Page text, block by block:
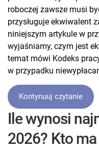
roboczej zawsze musi
przysługuje ekwiwalent
niniejszym artykule w
wyjaśniamy, czym jest
temat mówi Kodeks
w przypadku
Kontynuuj czytanie
Ile wynosi
2026? Kto